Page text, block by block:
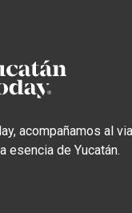
acompañamos al
esencia de Yucatán.